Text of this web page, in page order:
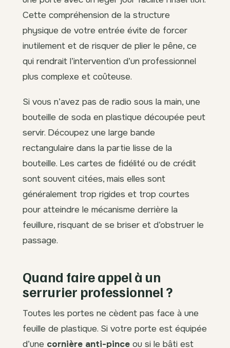
Cette compréhension de la structure
physique de votre entrée évite de forcer
inutilement et de risquer de plier le pêne, ce
qui rendrait l’intervention d’un professionnel
plus complexe et coûteuse.
Si vous n’avez pas de radio sous la main, une
bouteille de soda en plastique découpée peut
servir. Découpez une large bande
rectangulaire dans la partie lisse de la
bouteille. Les cartes de fidélité ou de crédit
sont souvent citées, mais elles sont
généralement trop rigides et trop courtes
pour atteindre le mécanisme derrière la
feuillure, risquant de se briser et d’obstruer le
passage.
Quand faire appel à un
serrurier professionnel ?
Toutes les portes ne cèdent pas face à une
feuille de plastique. Si votre porte est équipée
d’une cornière anti-pince ou si le bâti est